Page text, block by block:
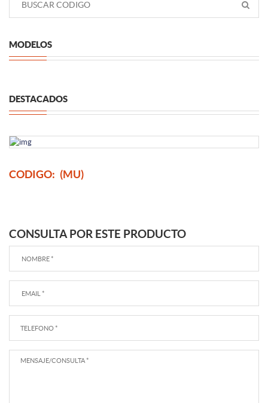
MODELOS
DESTACADOS
CODIGO: (MU)
CONSULTA POR ESTE PRODUCTO